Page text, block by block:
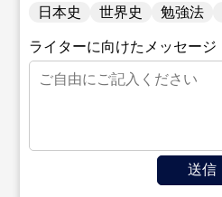
日本史
世界史 勉強法
ライターに向けたメッセージ
送信